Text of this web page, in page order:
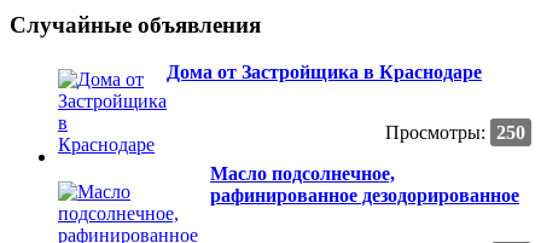
Случайные объявления
Дома от Застройщика в Краснодаре
Просмотры: 250
Масло подсолнечное,
рафинированное дезодорированное